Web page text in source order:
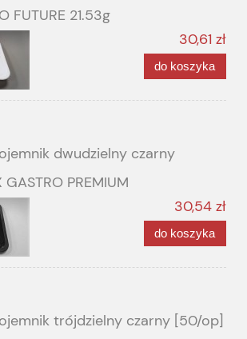
FUTURE 21.53g
30,61 zł
do koszyka
dwudzielny czarny
PREMIUM
30,54 zł
do koszyka
trójdzielny czarny [50/op]